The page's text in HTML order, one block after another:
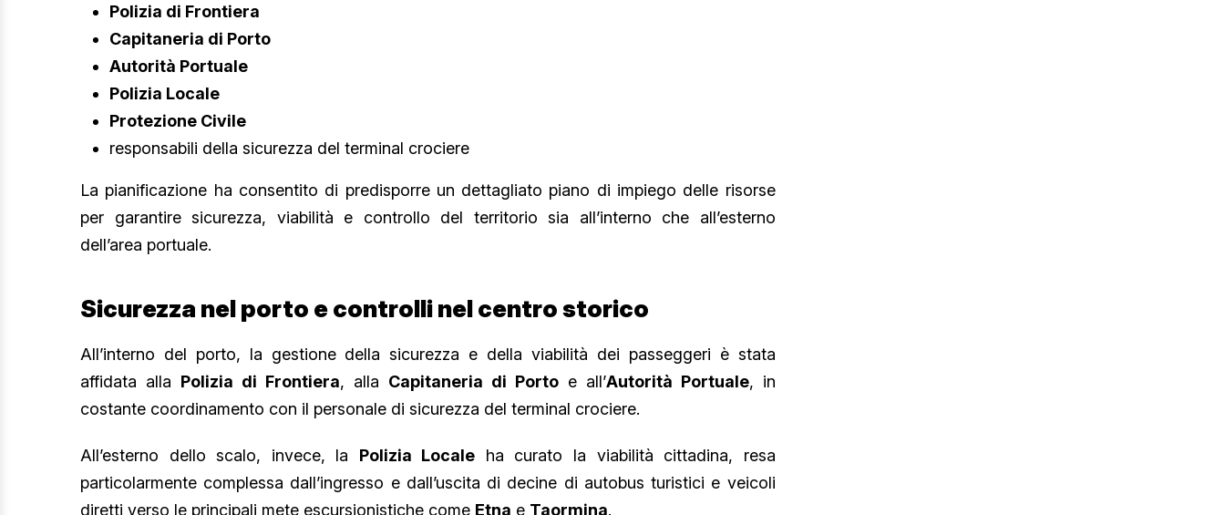
Polizia di Frontiera
Capitaneria di Porto
Autorità Portuale
Polizia Locale
Protezione Civile
responsabili della sicurezza del terminal crociere
La pianificazione ha consentito di predisporre un dettagliato piano di impiego delle risorse
per garantire sicurezza, viabilità e controllo del territorio sia all’interno che all’esterno
dell’area portuale.
Sicurezza nel porto e controlli nel centro storico
All’interno del porto, la gestione della sicurezza e della viabilità dei passeggeri è stata
affidata alla Polizia di Frontiera, alla Capitaneria di Portoe all’Autorità Portuale, in
costante coordinamento con il personale di sicurezza del terminal crociere.
All’esterno dello scalo, invece, la Polizia Locale ha curato la viabilità cittadina, resa
particolarmente complessa dall’ingresso e dall’uscita di decine di autobus turistici e veicoli
diretti verso le principali mete escursionistiche come Etna e Taormina.